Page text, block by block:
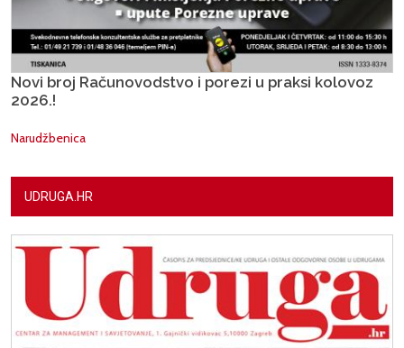
Novi broj Računovodstvo i porezi u praksi kolovoz
2026.!
Narudžbenica
UDRUGA.HR